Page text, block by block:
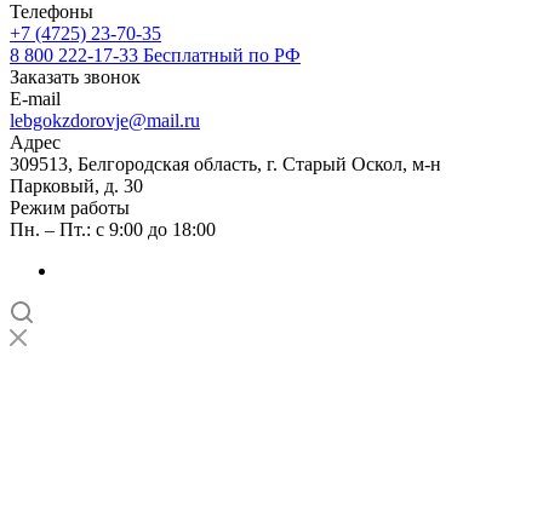
Телефоны
+7 (4725) 23-70-35
8 800 222-17-33 Бесплатный по РФ
Заказать звонок
E-mail
lebgokzdorovje@mail.ru
Адрес
309513, Белгородская область, г. Старый Оскол, м-н
Парковый, д. 30
Режим работы
Пн. – Пт.: с 9:00 до 18:00